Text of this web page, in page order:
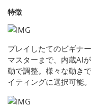
特徴
プレイしたてのビギナ
マスターまで、内蔵AI
動で調整。様々な動き
イティングに選択可能。